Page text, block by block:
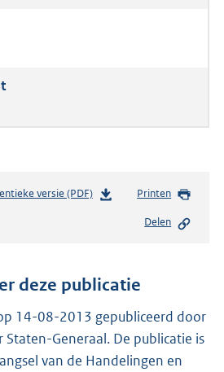
versie (PDF)b
n
s
r
o
Printen
Delen
deze publicatie
14-08-2013 gepubliceerd door
Staten-Generaal. De publicatie is
van de Handelingen en